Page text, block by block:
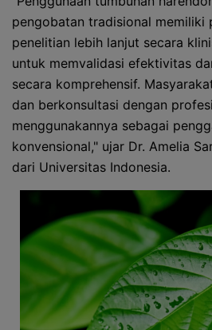
pengobatan tradisional memiliki
penelitian lebih lanjut secara
untuk memvalidasi efektivitas
secara komprehensif.
dan berkonsultasi dengan
menggunakannya sebagai
konvensional," ujar Dr. Amelia
dari Universitas Indonesia.